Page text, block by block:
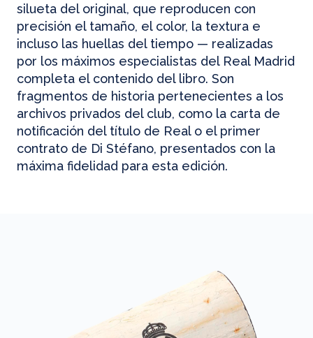
silueta del original, que reproducen con
precisión el tamaño, el color, la textura e
incluso las huellas del tiempo — realizadas
por los máximos especialistas del Real Madrid
completa el contenido del libro. Son
fragmentos de historia pertenecientes a los
archivos privados del club, como la carta de
notificación del título de Real o el primer
contrato de Di Stéfano, presentados con la
máxima fidelidad para esta edición.